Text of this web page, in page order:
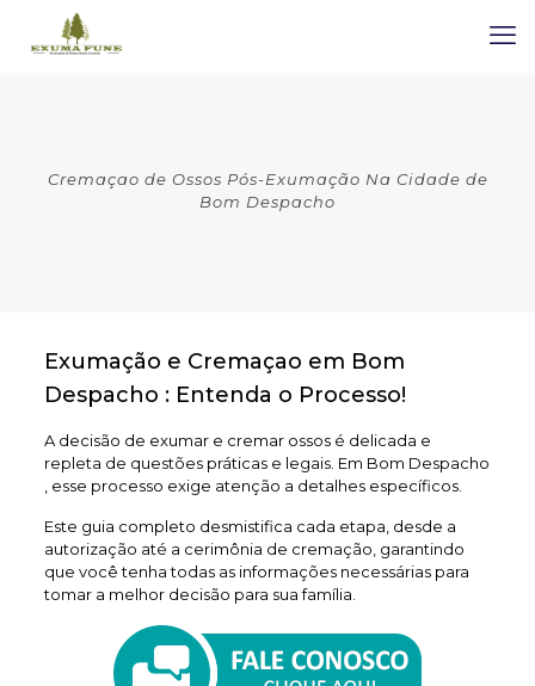
Cremaçao de Ossos Pós-Exumação Na Cidade de
Bom Despacho
Exumação e Cremaçao em Bom
Despacho : Entenda o Processo!
A decisão de exumar e cremar ossos é delicada e
repleta de questões práticas e legais. Em Bom Despacho
, esse processo exige atenção a detalhes específicos.
Este guia completo desmistifica cada etapa, desde a
autorização até a cerimônia de cremação, garantindo
que você tenha todas as informações necessárias para
tomar a melhor decisão para sua família.